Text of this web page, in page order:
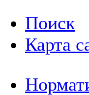
Поиск
Карта